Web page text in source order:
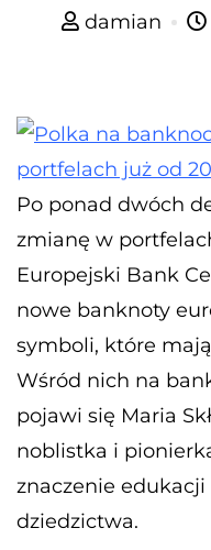
damian
Po ponad dwóch
zmianę w
Europejski Bank
nowe banknoty
symboli, które
Wśród nich na
pojawi się Maria
noblistka i
znaczenie
dziedzictwa.